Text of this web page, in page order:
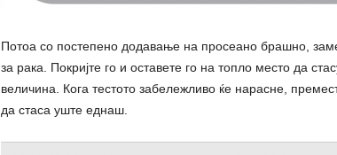
Потоа со постепено додавање на просеано брашно,
за рака. Покријте го и оставете го на топло место да
величина. Кога тестото забележливо ќе нарасне,
да стаса уште еднаш.